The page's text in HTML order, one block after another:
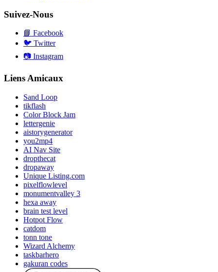
Suivez-Nous
📘 Facebook
🐦 Twitter
📷 Instagram
Liens Amicaux
Sand Loop
tikflash
Color Block Jam
lettergenie
aistorygenerator
you2mp4
AI Nav Site
dropthecat
dropaway
Unique Listing.com
pixelflowlevel
monumentvalley 3
hexa away
brain test level
Hotpot Flow
catdom
tonn tone
Wizard Alchemy
taskbarhero
gakuran codes